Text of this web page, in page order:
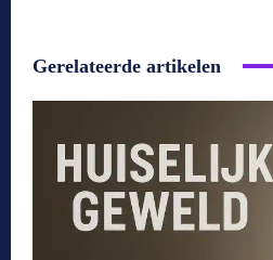
Gerelateerde artikelen